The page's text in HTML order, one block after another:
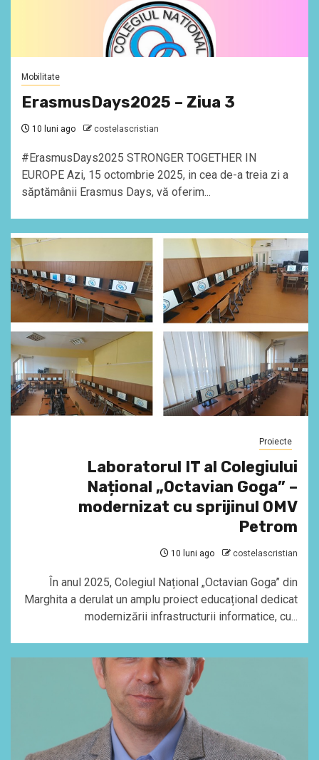
Mobilitate
ErasmusDays2025 – Ziua 3
10 luni ago costelascristian
#ErasmusDays2025 STRONGER TOGETHER IN
EUROPE Azi, 15 octombrie 2025, in cea de-a treia zi a
săptămânii Erasmus Days, vă oferim...
Proiecte
Laboratorul IT al Colegiului
Național „Octavian Goga” –
modernizat cu sprijinul OMV
Petrom
10 luni ago costelascristian
În anul 2025, Colegiul Național „Octavian Goga” din
Marghita a derulat un amplu proiect educațional dedicat
modernizării infrastructurii informatice, cu...